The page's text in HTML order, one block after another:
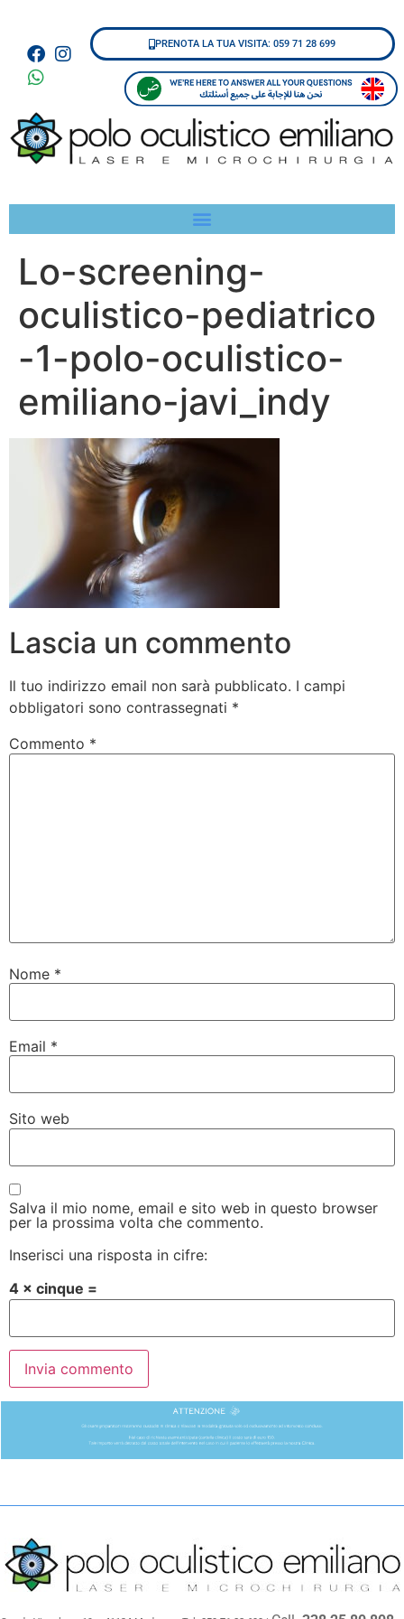
PRENOTA LA TUA VISITA: 059 71 28 699
Lo-screening-
oculistico-pediatrico​
-1-polo-oculistico-
emiliano-javi_indy
Lascia un commento
Il tuo indirizzo email non sarà pubblicato. I campi
obbligatori sono contrassegnati *
Commento *
Nome *
Email *
Sito web
Salva il mio nome, email e sito web in questo browser
per la prossima volta che commento.
Inserisci una risposta in cifre:
4 × cinque =